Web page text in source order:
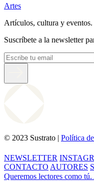
Artes
Artículos, cultura y eventos.
Suscríbete a la newsletter
© 2023 Sustrato | Política
NEWSLETTER
CONTACTO AUTORES
Queremos lectores como